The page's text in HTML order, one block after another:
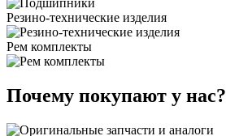
Резино-технические изделия
Рем комплекты
Почему покупают у нас?